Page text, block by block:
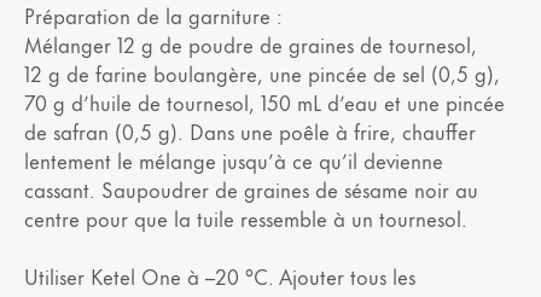
Préparation de la garniture :
Mélanger 12 g de poudre de graines de tournesol,
12 g de farine boulangère, une pincée de sel (0,5 g),
70 g d’huile de tournesol, 150 mL d’eau et une pincée
de safran (0,5 g). Dans une poêle à frire, chauffer
lentement le mélange jusqu’à ce qu’il devienne
cassant. Saupoudrer de graines de sésame noir au
centre pour que la tuile ressemble à un tournesol.
Utiliser Ketel One à –20 °C. Ajouter tous les